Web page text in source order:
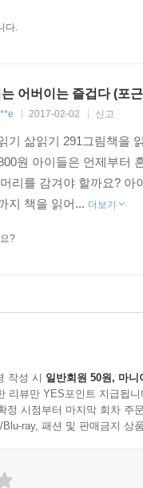
읽어주었을 때 아이가
날 씩씩하게 보낼 힘이
습니다.
대한 기록이 어떤 의
로 개인적인 만족에 그
릅니다. 사진보다도 더 섬
관한 아이의 반응을 적
책인가? 라는 질문 이전
다는 것은 어떤 의미가
지혜’라는 소제목이 곁
그림책 철학서로 고전이
자리 잡는 데 많은 도
경험을 하신 선생님의
분도 있을 텐데요, 삶을
드실 겁니다. 『포근하
다.
어버이는 즐겁다 (포
2017-02-02 신고
기 삶읽기 291그림책을
원 아이들은 언제부터
리를 감겨야 할까요? 아
지 책을 읽어... 더보기
?
작성 시 일반회원 50원, 마니
리뷰만 YES포인트 지급됩니
정 시점부터 마지막 회차 주
Blu-ray, 패션 및 판매금지 상